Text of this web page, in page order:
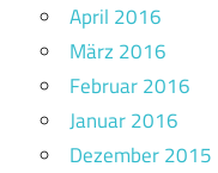
April 2016
März 2016
Februar 2016
Januar 2016
Dezember 2015